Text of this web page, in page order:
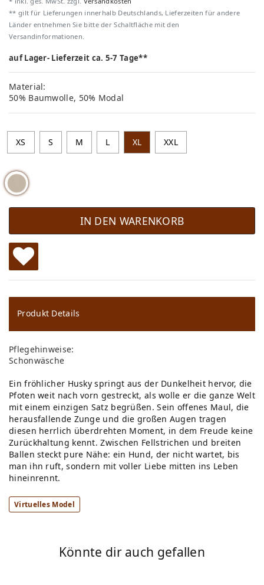
** gilt für Lieferungen innerhalb Deutschlands, Lieferzeiten für andere
Länder entnehmen Sie bitte der Schaltfläche mit den
Versandinformationen.
auf Lager- Lieferzeit ca. 5-7 Tage**
Material:
50% Baumwolle, 50% Modal
XS S M L XL XXL
IN DEN WARENKORB
W
u
ns
ch
lis
te
Produkt Details
Pflegehinweise:
Schonwäsche
Ein fröhlicher Husky springt aus der Dunkelheit hervor, die
Pfoten weit nach vorn gestreckt, als wolle er die ganze Welt
mit einem einzigen Satz begrüßen. Sein offenes Maul, die
herausfallende Zunge und die großen Augen tragen
diesen herrlich überdrehten Moment, in dem Freude keine
Zurückhaltung kennt. Zwischen Fellstrichen und breiten
Ballen steckt pure Nähe: ein Hund, der nicht wartet, bis
man ihn ruft, sondern mit voller Liebe mitten ins Leben
hineinrennt.
Virtuelles Model
Könnte dir auch gefallen